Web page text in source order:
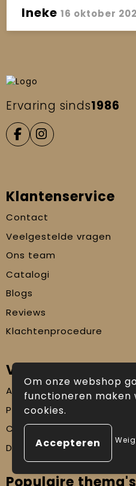
Ineke 16 oktober
Ervaring sinds1986
Klantenservice
Contact
Veelgestelde vragen
Ons team
Catalogi
Blogs
Reviews
Klachtenprocedure
Veilig winkelen
Algemene voorwaarden
Privacyverklaring
Cookiebeleid
Disclaimer
Populaire thema's
Om onze webshop
functioneren maken
cookies.